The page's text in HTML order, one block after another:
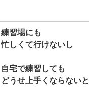
練習場にも
忙しくて行けないし
自宅で練習しても
どうせ上手くならないと